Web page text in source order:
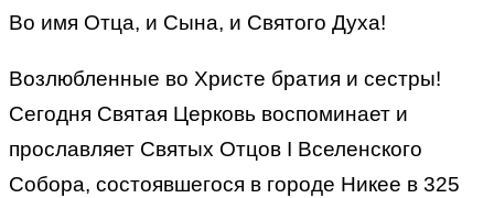
Во имя Отца, и Сына, и Святого Духа!
Возлюбленные во Христе братия и сестры!
Сегодня Святая Церковь воспоминает и
прославляет Святых Отцов I Вселенского
Собора, состоявшегося в городе Никее в 325